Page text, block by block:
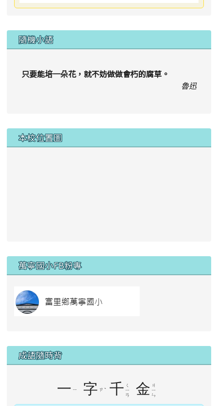
隨機小語
只要能培一朵花，就不妨做做會朽的腐草。
魯迅
本校位置圖
右邊區域內容
萬寧國小FB粉專
成語隨時背
一 ㄧ 字 ㄗ ˋ 千 ㄑ
ㄧ
ㄢ
金 ㄐ
ㄧ
ㄣ